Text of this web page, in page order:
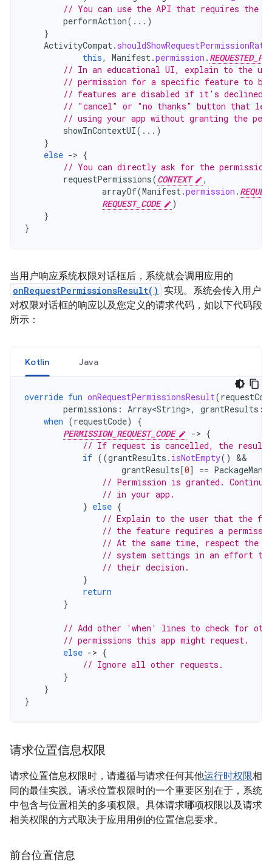
// You can use the API that requires the
performAction(...)
}
ActivityCompat.
this, Manifest.permission .
// In an educational UI, explain to the
// permission for a specific feature to
// features are disabled if it's
// "cancel" or "no thanks" button that
// using your app without granting the
showInContextUI(...)
}
else -> {
// You can directly ask for the
requestPermissions(CONTEXT
,
arrayOf(Manifest.permission .
REQUEST_CODE
)
}
}
当用户响应系统权限对话框后，系统就会调用应用的
onRequestPermissionsResult()
实现。系统会传入用户
对权限对话框的响应以及您定义的请求代码，如以下代码段
所示：
Kotlin Java
override fun onRequestPermissionsResult(
permissions : Array<String>, grantResults :
when (requestCode)
{
PERMISSION_REQUEST_CODE
-> {
// If request is cancelled, the result
if ((grantResults . isNotEmpty()
grantResults [0] ==
// Permission is granted.
// in your app.
} else {
// Explain to the user that the
// the feature requires a
// At the same time, respect the
// system settings in an effort to
// their decision.
}
return
}
// Add other 'when' lines to check for
// permissions this app might request.
else -> {
// Ignore all other requests.
}
}
}
请求位置信息权限
请求位置信息权限时，请遵循与请求任何其他运行时权限相
同的最佳实践。请求位置权限时的一个重要区别在于，系统
中包含与位置相关的多项权限。具体请求哪项权限以及请求
相关权限的方式取决于应用用例的位置信息要求。
前台位置信息